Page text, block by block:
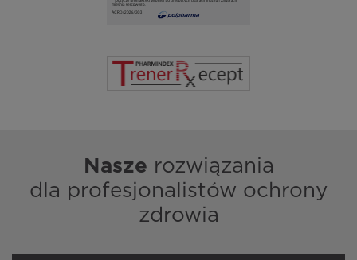
Nasze rozwiązania
dla profesjonalistów ochrony
zdrowia